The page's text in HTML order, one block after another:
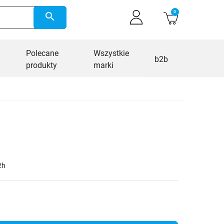
search 0
Polecane
produkty
Wszystkie
marki
b2b